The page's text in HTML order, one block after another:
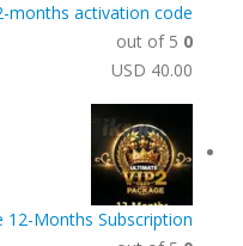
months activation code
0
USD 40.00
12-Months Subscription